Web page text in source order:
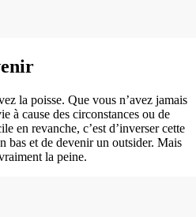
la poisse. Que vous n’avez jamais
à cause des circonstances ou de
en revanche, c’est d’inverser cette
bas et de devenir un outsider. Mais
la peine.